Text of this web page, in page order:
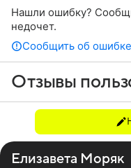
Нашли ошибку?
недочет.
Сообщить об ошибке
Отзывы
Елизавета Моряк